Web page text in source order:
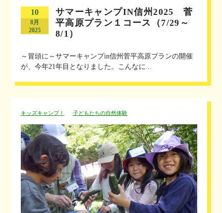
10
8月
2025
サマーキャンプIN信州2025 菅
平高原プラン１コース（7/29～
8/1）
～冒頭に～サマーキャンプin信州菅平高原プランの開催
が、今年21年目となりました。こんなに...
キッズキャンプ！ 子どもたちの自然体験